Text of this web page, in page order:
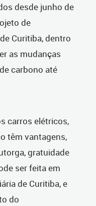
desde junho de
de
Curitiba, dentro
as mudanças
carbono até
carros elétricos,
têm vantagens,
gratuidade
ser feita em
de Curitiba, e
do